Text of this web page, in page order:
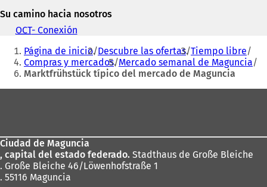
dirección
de
correo
e
e
e
v
Su camino hacia nosotros
OCT- Conexión
e
a
b
r
n
a
n
Estás
aquí:
Página de inicio Descubre las ofertas Tiempo libre
Compras y mercados Mercado semanal de Maguncia
Marktfrühstück típico del mercado de Maguncia
pies
Ciudad de Maguncia
, capital del estado federado. Stadthaus de Große Bleiche
. Große Bleiche 46/Löwenhofstraße 1
. 55116 Maguncia